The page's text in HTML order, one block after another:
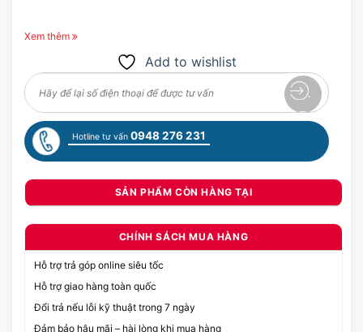
Xem thêm
Add to wishlist
Hotline tư vấn 0948 276 231
SẢN PHẨM CÒN HÀNG TẠI
CHÍNH SÁCH MUA HÀNG
Hỗ trợ trả góp online siêu tốc
Hỗ trợ giao hàng toàn quốc
Đổi trả nếu lỗi kỹ thuật trong 7 ngày
Đảm bảo hậu mãi – hài lòng khi mua hàng